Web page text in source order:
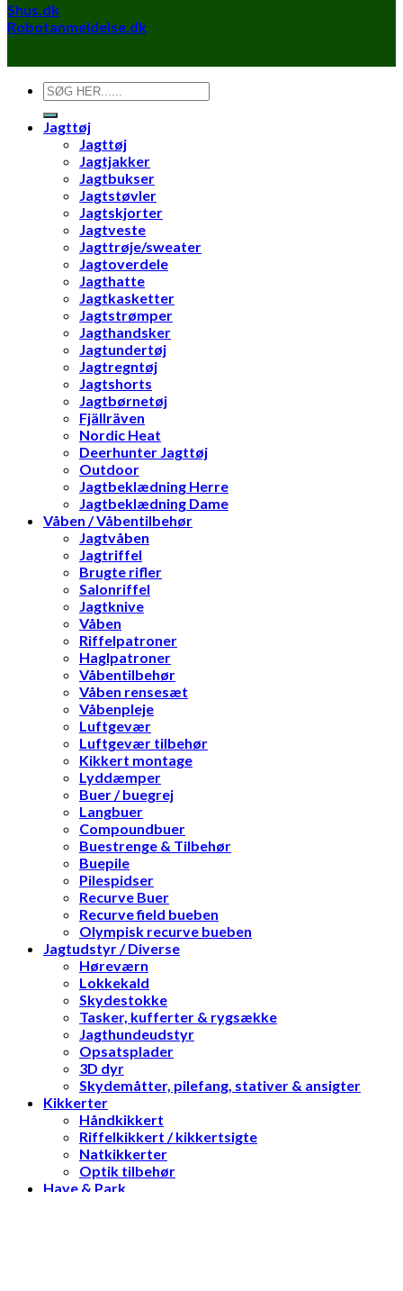
Shus.dk
Robotanmeldelse.dk
Søg
efter:
Jagttøj
Jagttøj
Jagtjakker
Jagtbukser
Jagtstøvler
Jagtskjorter
Jagtveste
Jagttrøje/sweater
Jagtoverdele
Jagthatte
Jagtkasketter
Jagtstrømper
Jagthandsker
Jagtundertøj
Jagtregntøj
Jagtshorts
Jagtbørnetøj
Fjällräven
Nordic Heat
Deerhunter Jagttøj
Outdoor
Jagtbeklædning Herre
Jagtbeklædning Dame
Våben / Våbentilbehør
Jagtvåben
Jagtriffel
Brugte rifler
Salonriffel
Jagtknive
Våben
Riffelpatroner
Haglpatroner
Våbentilbehør
Våben rensesæt
Våbenpleje
Luftgevær
Luftgevær tilbehør
Kikkert montage
Lyddæmper
Buer / buegrej
Langbuer
Compoundbuer
Buestrenge & Tilbehør
Buepile
Pilespidser
Recurve Buer
Recurve field bueben
Olympisk recurve bueben
Jagtudstyr / Diverse
Høreværn
Lokkekald
Skydestokke
Tasker, kufferter & rygsække
Jagthundeudstyr
Opsatsplader
3D dyr
Skydemåtter, pilefang, stativer & ansigter
Kikkerter
Håndkikkert
Riffelkikkert / kikkertsigte
Natkikkerter
Optik tilbehør
Have & Park